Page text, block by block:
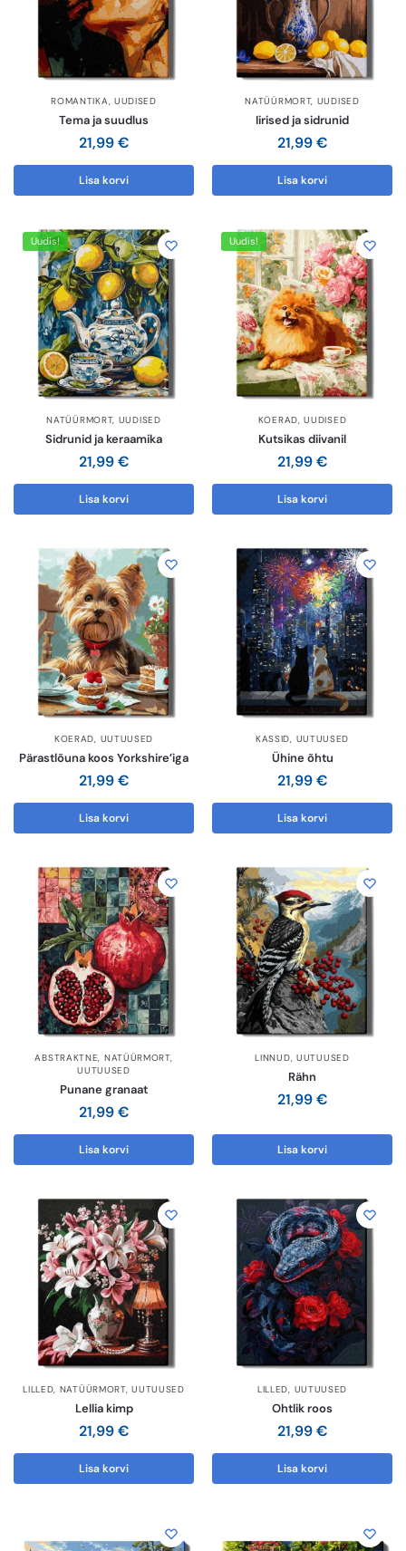
ROMANTIKA, UUDISED
Tema ja suudlus
21,99€
Lisa korvi
NATÜÜRMORT, UUDISED
Iirised ja sidrunid
21,99€
Lisa korvi
Uudis!
NATÜÜRMORT, UUDISED
Sidrunid ja keraamika
21,99€
Lisa korvi
Uudis!
KOERAD,UUDISED
Kutsikas diivanil
21,99€
Lisa korvi
KOERAD, UUTUUSED
Pärastlõuna koos Yorkshire’iga
21,99€
Lisa korvi
KASSID, UUTUUSED
Ühine õhtu
21,99€
Lisa korvi
ABSTRAKTNE, NATÜÜRMORT,
UUTUUSED
Punane granaat
21,99€
Lisa korvi
LINNUD, UUTUUSED
Rähn
21,99€
Lisa korvi
LILLED, NATÜÜRMORT,UUTUUSED
Lellia kimp
21,99€
Lisa korvi
LILLED, UUTUUSED
Ohtlik roos
21,99€
Lisa korvi
Olen tutvunud Maalihobi.ee privaatsuspoliitikaga ja
nõustun sellega